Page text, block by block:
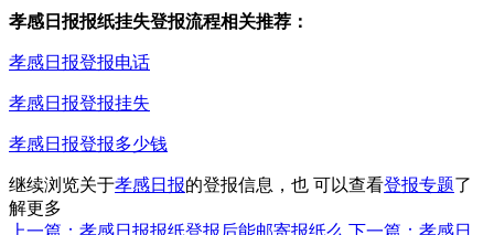
孝感日报报纸挂失登报流程相关推荐：
孝感日报登报电话
孝感日报登报挂失
孝感日报登报多少钱
继续浏览关于孝感日报的登报信息，也 可以查看登报专题了
解更多
上一篇：孝感日报报纸登报后能邮寄报纸么 下一篇：孝感日